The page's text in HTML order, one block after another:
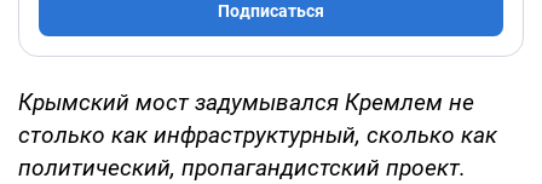
Подписаться
Крымский мост задумывался Кремлем не
столько как инфраструктурный, сколько как
политический, пропагандистский проект.